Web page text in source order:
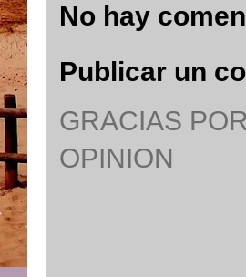
No hay
Publicar un
GRACIAS
OPINION